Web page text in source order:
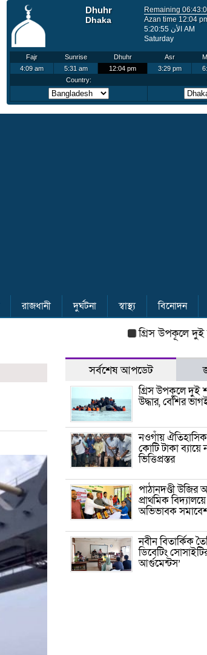
রাজধানী দুর্ঘটনা স্বাস্থ্য বিনোদন
গ্রিস উপকূলে দুই
সর্বশেষ আপডেট
গ্রিস উপকূলে দুই
উদ্ধার, বেশির
নওগাঁয় ঐতিহাসিক
কোটি টাকা
ভিত্তিপ্রস্তর
পাঠানদণ্ডী উজির
প্রাথমিক
অভিভাবক
নবীন বিতার্কিক
ডিবেটিং
আর্গুমেন্টস’